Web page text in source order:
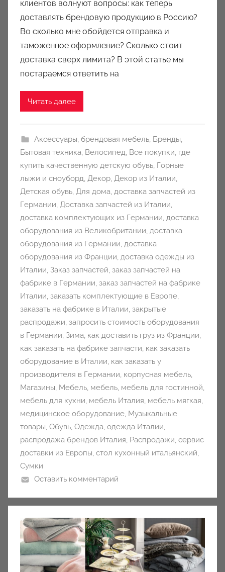
м
a
u
k
c
клиентов волнуют вопросы: как теперь
доставлять брендовую продукцию в Россию?
Во сколько мне обойдется отправка и
таможенное оформление? Сколько стоит
доставка сверх лимита? В этой статье мы
постараемся ответить на
Читать далее
Аксессуары, брендовая мебель, Бренды,
Бытовая техника, Велосипед, Все покупки, где
купить качественную детскую обувь, Горные
лыжи и сноуборд, Декор, Декор из Италии,
Детская обувь, Для дома, доставка запчастей из
Германии, Доставка запчастей из Италии,
доставка комплектующих из Германии, доставка
оборудования из Великобритании, доставка
оборудования из Германии, доставка
оборудования из Франции, доставка одежды из
Италии, Заказ запчастей, заказ запчастей на
фабрике в Германии, заказ запчастей на фабрике
Италии, заказать комплектующие в Европе,
заказать на фабрике в Италии, закрытые
распродажи, запросить стоимость оборудования
в Германии, Зима, как доставить груз из Франции,
как заказать на фабрике запчасти, как заказать
оборудование в Италии, как заказать у
производителя в Германии, корпусная мебель,
Магазины, Мебель, мебель, мебель для гостинной,
мебель для кухни, мебель Италия, мебель мягкая,
медицинское оборудование, Музыкальные
товары, Обувь, Одежда, одежда Италии,
распродажа брендов Италия, Распродажи, сервис
доставки из Европы, стол кухонный итальянский,
Сумки
Оставить комментарий